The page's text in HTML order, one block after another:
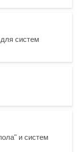
систем
и систем